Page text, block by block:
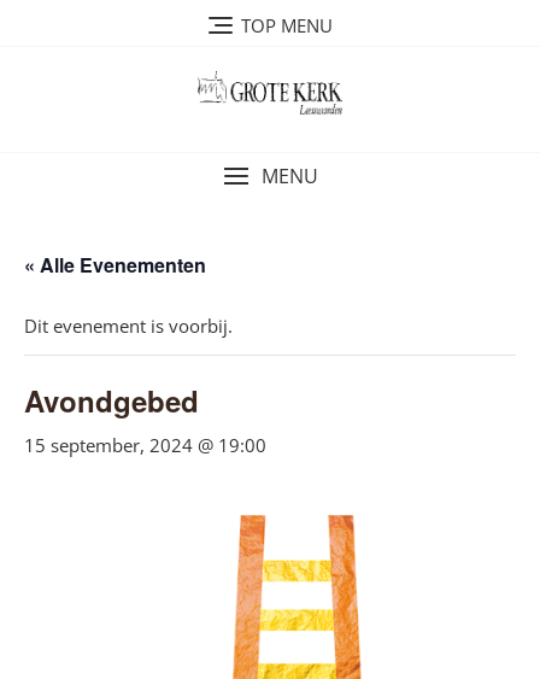
TOP MENU
MENU
« Alle Evenementen
Dit evenement is voorbij.
Avondgebed
15 september, 2024 @ 19:00